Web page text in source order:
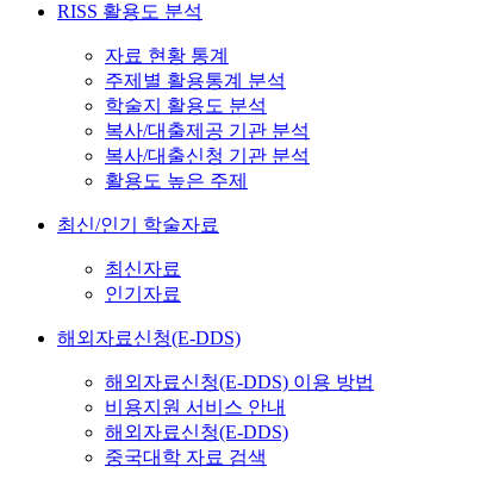
RISS 활용도 분석
자료 현황 통계
주제별 활용통계 분석
학술지 활용도 분석
복사/대출제공 기관 분석
복사/대출신청 기관 분석
활용도 높은 주제
최신/인기 학술자료
최신자료
인기자료
해외자료신청(E-DDS)
해외자료신청(E-DDS) 이용 방법
비용지원 서비스 안내
해외자료신청(E-DDS)
중국대학 자료 검색